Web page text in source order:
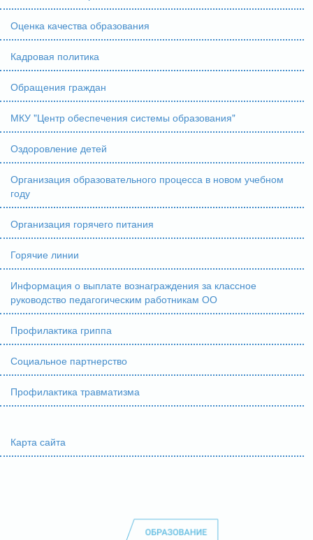
Оценка качества образования
Кадровая политика
Обращения граждан
МКУ "Центр обеспечения системы образования"
Оздоровление детей
Организация образовательного процесса в новом учебном
году
Организация горячего питания
Горячие линии
Информация о выплате вознаграждения за классное
руководство педагогическим работникам ОО
Профилактика гриппа
Социальное партнерство
Профилактика травматизма
Карта сайта